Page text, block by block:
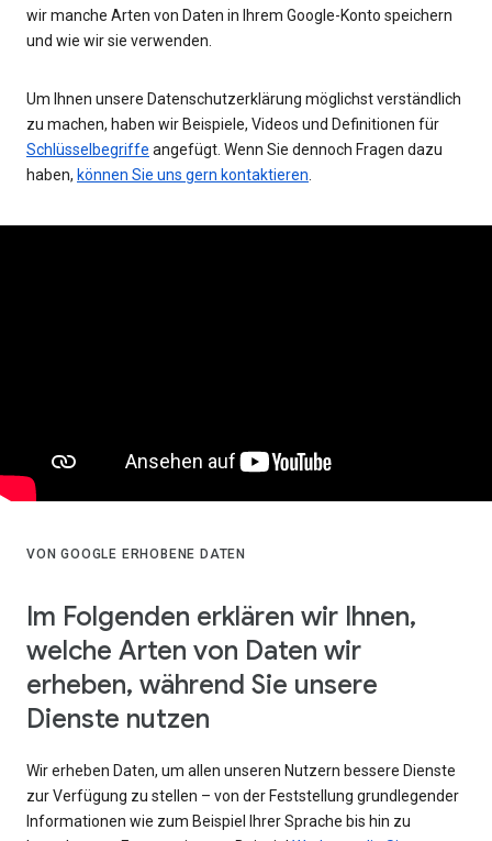
wir manche Arten von Daten in Ihrem Google-Konto speichern
und wie wir sie verwenden.
Um Ihnen unsere Datenschutzerklärung möglichst verständlich
zu machen, haben wir Beispiele, Videos und Definitionen für
Schlüsselbegriffe angefügt. Wenn Sie dennoch Fragen dazu
haben, können Sie uns gern kontaktieren
VON GOOGLE ERHOBENE DATEN
Im Folgenden erklären wir Ihnen,
welche Arten von Daten wir
erheben, während Sie unsere
Dienste nutzen
Wir erheben Daten, um allen unseren Nutzern bessere Dienste
zur Verfügung zu stellen – von der Feststellung grundlegender
Informationen wie zum Beispiel Ihrer Sprache bis hin zu